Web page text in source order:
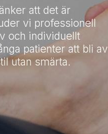
att det är
vi professionell
och individuellt
patienter att bli av
utan smärta.